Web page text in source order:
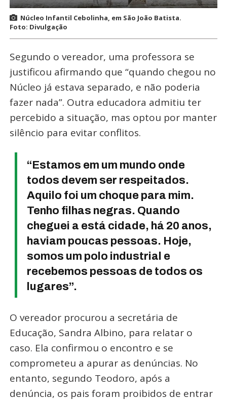
Núcleo Infantil Cebolinha, em São João Batista.
Foto: Divulgação
Segundo o vereador, uma professora se
justificou afirmando que “quando chegou no
Núcleo já estava separado, e não poderia
fazer nada”. Outra educadora admitiu ter
percebido a situação, mas optou por manter
silêncio para evitar conflitos.
“Estamos em um mundo onde
todos devem ser respeitados.
Aquilo foi um choque para mim.
Tenho filhas negras. Quando
cheguei a está cidade, há 20 anos,
haviam poucas pessoas. Hoje,
somos um polo industrial e
recebemos pessoas de todos os
lugares”.
O vereador procurou a secretária de
Educação, Sandra Albino, para relatar o
caso. Ela confirmou o encontro e se
comprometeu a apurar as denúncias. No
entanto, segundo Teodoro, após a
denúncia, os pais foram proibidos de entrar